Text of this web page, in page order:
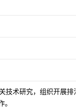
术研究，组织开展排
。